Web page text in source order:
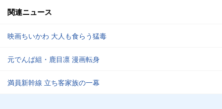
関連ニュース
映画ちいかわ 大人も食らう猛毒
元でんぱ組・鹿目凛 漫画転身
満員新幹線 立ち客家族の一幕